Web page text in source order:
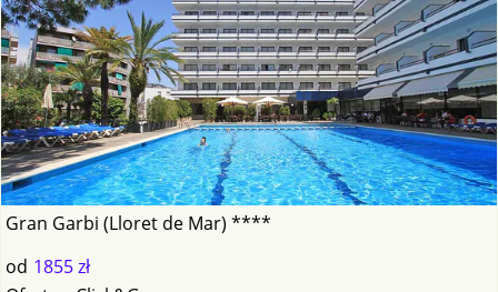
Gran Garbi (Lloret de Mar) ****
od 1855 zł